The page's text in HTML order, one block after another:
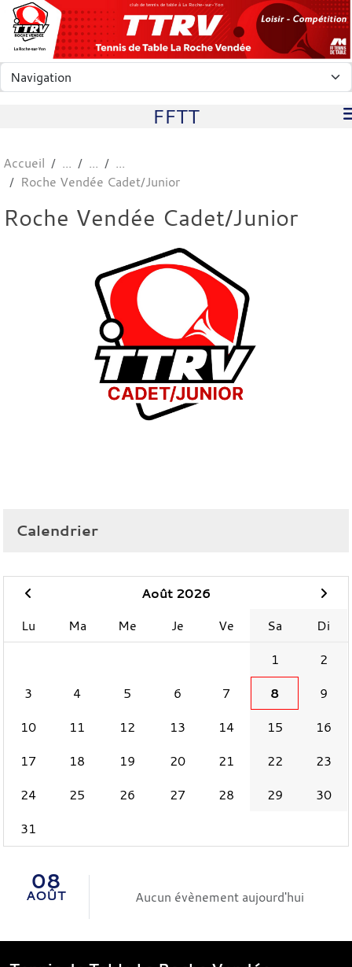
club de tennis de table à La Roche-sur-Yon
FFTT
Accueil
Roche Vendée Cadet/Junior
Roche Vendée Cadet/Junior
Calendrier
Août 2026
Lu
Ma Me Je Ve Sa
Di
1
2
3
4 5 6 7 8
9
10
11 12 13 14 15
16
17
18 19 20 21 22
23
24
25 26 27 28 29
30
31
08
AOÛT Aucun évènement aujourd'hui
Panneau de gestion des cookies